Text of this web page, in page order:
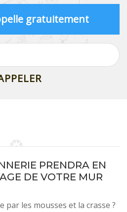
gratuitement
PRENDRA EN
DE VOTRE MUR
par les mousses et la crasse ?